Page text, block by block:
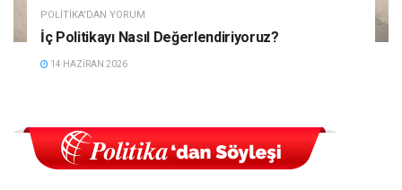
POLITIKA'DAN YORUM
İç Politikayı Nasıl Değerlendiriyoruz?
14 HAZIRAN 2026